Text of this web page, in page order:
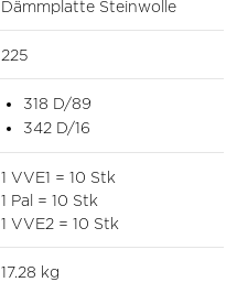
Dämmplatte Steinwolle
225
318 D/89
342 D/16
1 VVE1 = 10 Stk
1 Pal = 10 Stk
1 VVE2 = 10 Stk
17.28 kg